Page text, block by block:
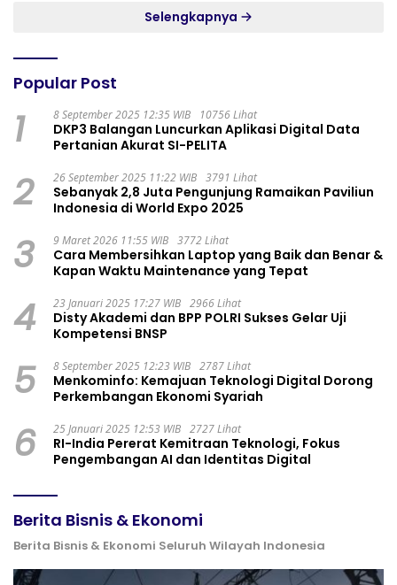
Selengkapnya
Popular Post
1 8 September 2025 12:35 WIB 10756 Lihat
DKP3 Balangan Luncurkan Aplikasi Digital Data
Pertanian Akurat SI-PELITA
2 26 September 2025 11:22 WIB 3791 Lihat
Sebanyak 2,8 Juta Pengunjung Ramaikan Paviliun
Indonesia di World Expo 2025
3 9 Maret 2026 11:55 WIB 3772 Lihat
Cara Membersihkan Laptop yang Baik dan Benar &
Kapan Waktu Maintenance yang Tepat
4 23 Januari 2025 17:27 WIB 2966 Lihat
Disty Akademi dan BPP POLRI Sukses Gelar Uji
Kompetensi BNSP
5 8 September 2025 12:23 WIB 2787 Lihat
Menkominfo: Kemajuan Teknologi Digital Dorong
Perkembangan Ekonomi Syariah
6 25 Januari 2025 12:53 WIB 2727 Lihat
RI-India Pererat Kemitraan Teknologi, Fokus
Pengembangan AI dan Identitas Digital
Berita Bisnis & Ekonomi
Berita Bisnis & Ekonomi Seluruh Wilayah Indonesia